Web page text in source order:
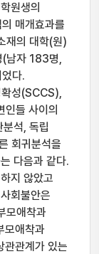
원생의
매개효과를
재의 대학(원)
남자 183명,
다.
성(SCCS),
들 사이의
석, 독립
회귀분석을
다음과 같다.
지 않았고
회불안은
모애착과
모애착과
관관계가 있는